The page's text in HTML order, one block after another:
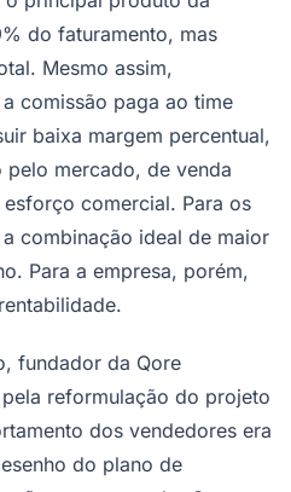
Mesmo assim,
comissão paga ao time
baixa margem percentual,
mercado, de venda
comercial. Para os
combinação ideal de maior
Para a empresa, porém,
fundador da Qore
dos vendedores era
do plano de
não estava errado. O
As pessoas tendem a